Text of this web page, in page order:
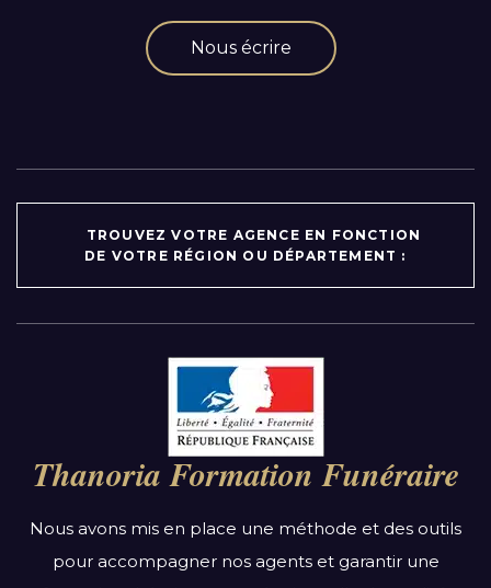
Nous écrire
TROUVEZ VOTRE AGENCE EN FONCTION
DE VOTRE RÉGION OU DÉPARTEMENT :
Auvergne-Rhône-Alpes
Bourgogne-Franche-Comté
Bretagne
Centre-Val de Loire
Grand Est
Thanoria Formation Funéraire
Nous avons mis en place une méthode et des outils
pour accompagner nos agents et garantir une